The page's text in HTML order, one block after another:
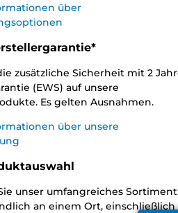
über
zusätzliche Sicherheit mit 2
(EWS) auf unsere
Es gelten Ausnahmen.
über unsere
unser umfangreiches Sortiment
an einem Ort, einschließlich